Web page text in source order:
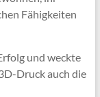
Fähigkeiten
und weckte
Druck auch die